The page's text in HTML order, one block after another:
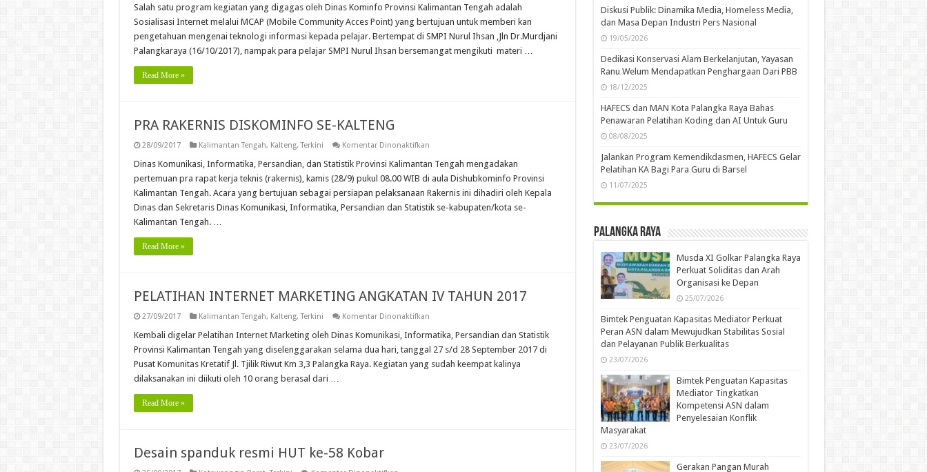
INTERNET
MCAP
DI
SMPI
NURUL
Salah satu program kegiatan yang digagas oleh Dinas Kominfo Provinsi Kalimantan Tengah adalah
Sosialisasi Internet melalui MCAP (Mobile Community Acces Point) yang bertujuan untuk memberi kan
pengetahuan mengenai teknologi informasi kepada pelajar. Bertempat di SMPI Nurul Ihsan ,Jln Dr.Murdjani
Palangkaraya (16/10/2017), nampak para pelajar SMPI Nurul Ihsan bersemangat mengikuti materi …
Read More »
PRA RAKERNIS DISKOMINFO SE-KALTENG
28/09/2017 Kalimantan Tengah, Kalteng,Terkini Komentar Dinonaktifkanpada
RAKERNIS
DISKOMINFO
SE-
KALTENG
Dinas Komunikasi, Informatika, Persandian, dan Statistik Provinsi Kalimantan Tengah mengadakan
pertemuan pra rapat kerja teknis (rakernis), kamis (28/9) pukul 08.00 WIB di aula Dishubkominfo Provinsi
Kalimantan Tengah. Acara yang bertujuan sebagai persiapan pelaksanaan Rakernis ini dihadiri oleh Kepala
Dinas dan Sekretaris Dinas Komunikasi, Informatika, Persandian dan Statistik se-kabupaten/kota se-
Kalimantan Tengah. …
Read More »
PELATIHAN INTERNET MARKETING ANGKATAN IV TAHUN 2017
27/09/2017 Kalimantan Tengah, Kalteng,Terkini Komentar Dinonaktifkanpada
INTERNET
MARKETING
ANGKATAN
TAHUN
Kembali digelar Pelatihan Internet Marketing oleh Dinas Komunikasi, Informatika, Persandian dan Statistik
Provinsi Kalimantan Tengah yang diselenggarakan selama dua hari, tanggal 27 s/d 28 September 2017 di
Pusat Komunitas Kretatif Jl. Tjilik Riwut Km 3,3 Palangka Raya. Kegiatan yang sudah keempat kalinya
dilaksanakan ini diikuti oleh 10 orang berasal dari …
Read More »
Desain spanduk resmi HUT ke-58 Kobar
Diskusi Publik: Dinamika Media, Homeless Media,
dan Masa Depan Industri Pers Nasional
19/05/2026
Dedikasi Konservasi Alam Berkelanjutan, Yayasan
Ranu Welum Mendapatkan Penghargaan Dari PBB
18/12/2025
HAFECS dan MAN Kota Palangka Raya Bahas
Penawaran Pelatihan Koding dan AI Untuk Guru
08/08/2025
Jalankan Program Kemendikdasmen, HAFECS Gelar
Pelatihan KA Bagi Para Guru di Barsel
11/07/2025
Palangka Raya
Musda XI Golkar Palangka Raya
Perkuat Soliditas dan Arah
Organisasi ke Depan
25/07/2026
Bimtek Penguatan Kapasitas Mediator Perkuat
Peran ASN dalam Mewujudkan Stabilitas Sosial
dan Pelayanan Publik Berkualitas
23/07/2026
Bimtek Penguatan Kapasitas
Mediator Tingkatkan
Kompetensi ASN dalam
Penyelesaian Konflik
Masyarakat
23/07/2026
Gerakan Pangan Murah